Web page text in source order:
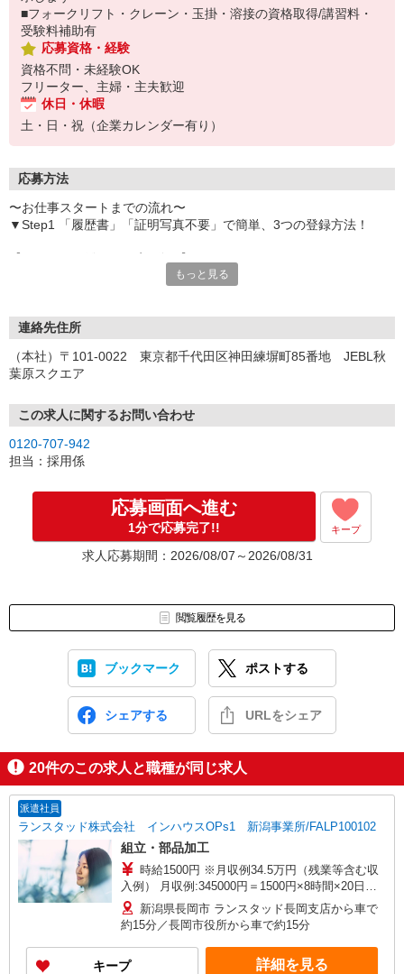
■フォークリフト・クレーン・玉掛・溶接の資格取得/講習料・
受験料補助有
応募資格・経験
資格不問・未経験OK
フリーター、主婦・主夫歓迎
休日・休暇
土・日・祝（企業カレンダー有り）
応募方法
〜お仕事スタートまでの流れ〜
▼Step1 「履歴書」「証明写真不要」で簡単、3つの登録方法！
いつでも好きな時間に登録OK
受付時間/平日9:00〜19:00
【来場登録（目安1時間30分）】
▼Step2 全国にあるお仕事の中から、あなたにピッタリのお仕事を
ご案内
▼Step3 就業前に職場見学で気になる事はしっかりチェック！
応募⇒最短で2日後からの勤務も可能です！
もっと見る
連絡先住所
（本社）〒101-0022 東京都千代田区神田練塀町85番地 JEBL秋
葉原スクエア
この求人に関するお問い合わせ
0120-707-942
担当：採用係
応募画面へ進む
1分で応募完了!! キープ
求人応募期間：2026/08/07～2026/08/31
閲覧履歴を見る
ブックマーク ポストする
シェアする URLをシェア
20件のこの求人と職種が同じ求人
派遣社員
ランスタッド株式会社 インハウスOPs1 新潟事業所/FALP100102
組立・部品加工
時給1500円 ※月収例34.5万円（残業等含む収
入例） 月収例:345000円＝1500円×8時間×20日勤
務＋残業40時間＋深夜割増代、別途交通費（上限4
万円）支給※残業時間、シフトにより異なる ※交
通費実費支給／当社規定あり。月額上限40000円
研修時給1500円 ※≪約1ヶ月の充実した研修≫日
勤（8:20-17:00/休憩60分）＆土日休みのシフトで
新潟県長岡市 ランスタッド長岡支店から車で
約15分／長岡市役所から車で約15分
キープ 詳細を見る